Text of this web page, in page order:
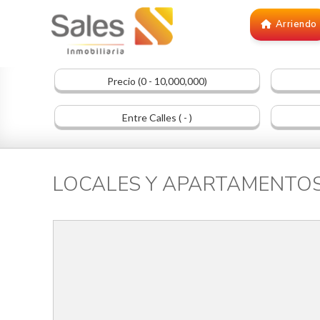
Arriendo
Precio (0 - 10,000,000)
Entre Calles ( - )
LOCALES Y